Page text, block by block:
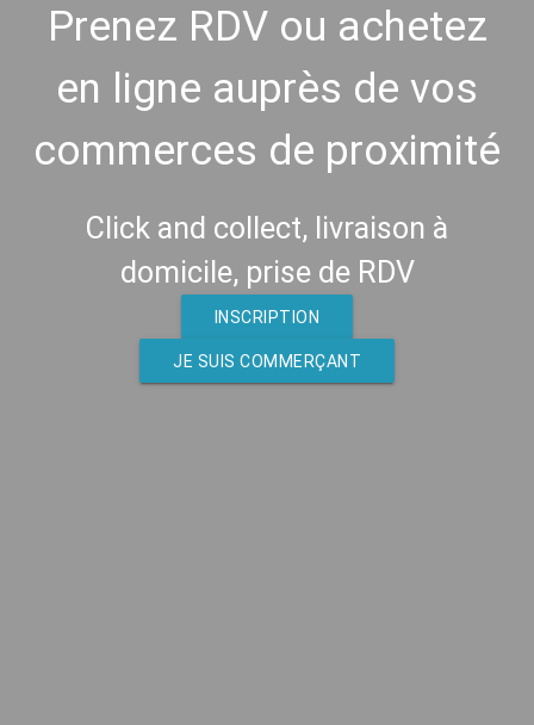
Prenez RDV ou achetez
en ligne auprès de vos
commerces de proximité
Click and collect, livraison à
domicile, prise de RDV
INSCRIPTION
JE SUIS COMMERÇANT